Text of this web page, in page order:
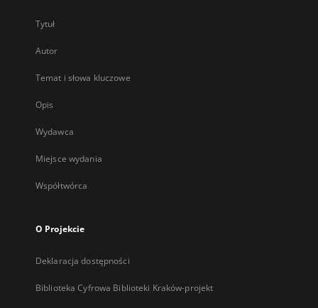
Tytuł
Autor
Temat i słowa kluczowe
Opis
Wydawca
Miejsce wydania
Współtwórca
O Projekcie
Deklaracja dostępności
Biblioteka Cyfrowa Biblioteki Kraków-projekt